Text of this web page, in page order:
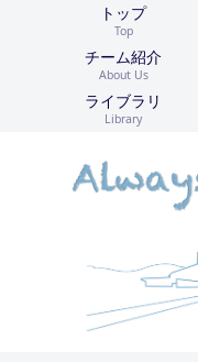
トップ
Top
チーム紹介
About Us
ライブラリ
Library